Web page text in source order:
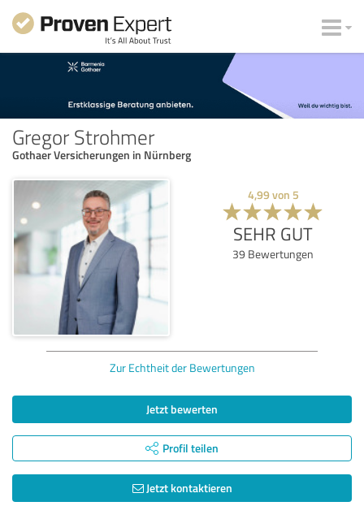
Gregor Strohmer
Gothaer Versicherungen in Nürnberg
4,99von 5
SEHR GUT
39 Bewertungen
Zur Echtheit der Bewertungen
Jetzt bewerten
Profil teilen
Jetzt kontaktieren